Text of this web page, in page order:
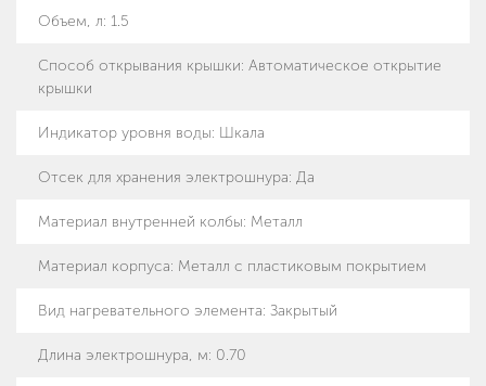
Объем, л: 1.5
Способ открывания крышки: Автоматическое открытие
крышки
Индикатор уровня воды: Шкала
Отсек для хранения электрошнура: Да
Материал внутренней колбы: Металл
Материал корпуса: Металл с пластиковым покрытием
Вид нагревательного элемента: Закрытый
Длина электрошнура, м: 0.70